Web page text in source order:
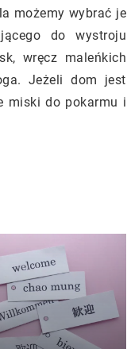
możemy wybrać je
do wystroju
wręcz maleńkich
Jeżeli dom jest
miski do pokarmu i